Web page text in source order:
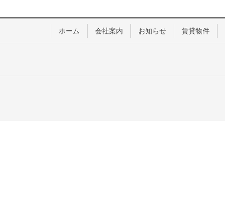
ホーム 会社案内 お知らせ 賃貸物件